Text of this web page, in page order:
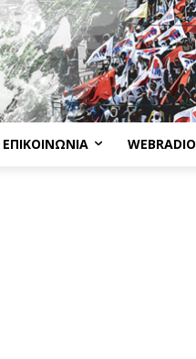
ΕΠΙΚΟΙΝΩΝΊΑ WEBRADIO